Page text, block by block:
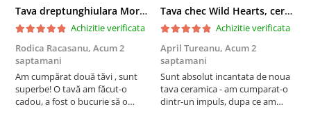
Tava dreptunghiulara Morning Sunrise, ceramica smaltuita, pictata manual, 27,0 X 32, 5 cm
Achizitie verificata
Rodica Racasanu, Acum 2
saptamani
Am cumpărat două tăvi , sunt
superbe! O tavă am făcut-o
cadou, a fost o bucurie să o
Tava chec Wild Hearts, ceramica smaltuita, pictata manual, 31,0 X 12,0 cm
Achizitie verificata
April Tureanu, Acum 2
saptamani
Sunt absolut incantata de noua
tava ceramica - am cumparat-o
dintr-un impuls, dupa ce am